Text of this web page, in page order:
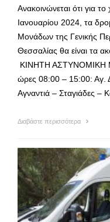
Ανακοινώνεται ότι για
Ιανουαρίου 2024, τα
Μονάδων της Γενικής
Θεσσαλίας θα είναι
ΚΙΝΗΤΗ ΑΣΤΥΝΟΜΙΚΗ
ώρες 08:00 – 15:00: Αγ.
Αγναντιά – Σταγιάδες –
Διαβάστε περισσότερα